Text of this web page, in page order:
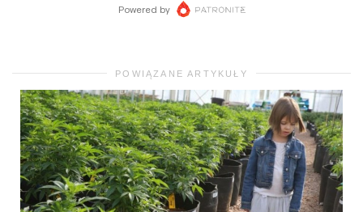
POWIĄZANE ARTYKUŁY